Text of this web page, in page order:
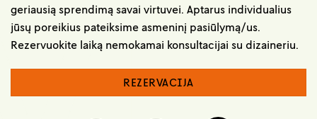
geriausią sprendimą savai virtuvei. Aptarus individualius
jūsų poreikius pateiksime asmeninį pasiūlymą/us.
Rezervuokite laiką nemokamai konsultacijai su dizaineriu.
REZERVACIJA